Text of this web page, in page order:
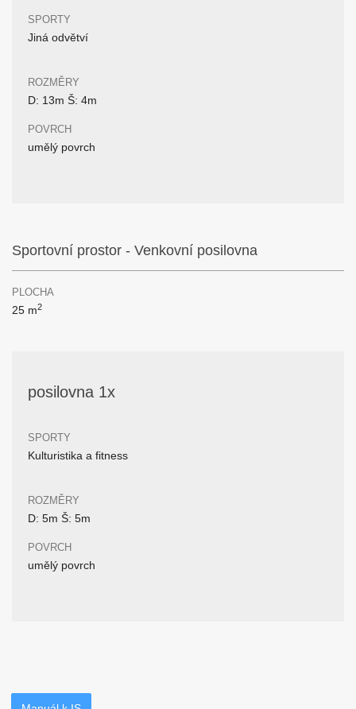
SPORTY
Jiná odvětví
ROZMĚRY
D: 13m Š: 4m
POVRCH
umělý povrch
Sportovní prostor - Venkovní posilovna
PLOCHA
25 m2
posilovna 1x
SPORTY
Kulturistika a fitness
ROZMĚRY
D: 5m Š: 5m
POVRCH
umělý povrch